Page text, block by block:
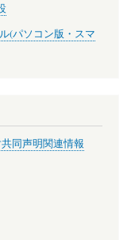
(パソコン版・スマ
同声明関連情報